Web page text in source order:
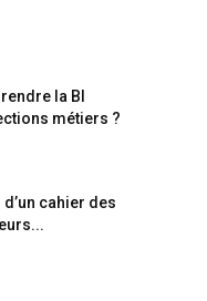
la BI
métiers ?
cahier des